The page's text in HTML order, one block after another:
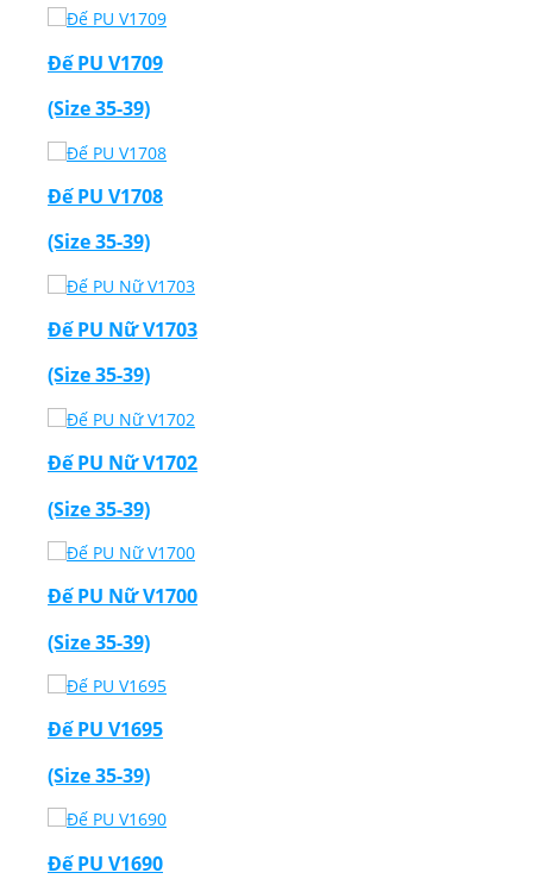
Đế PU V1709
(Size 35-39)
Đế PU V1708
(Size 35-39)
Đế PU Nữ V1703
(Size 35-39)
Đế PU Nữ V1702
(Size 35-39)
Đế PU Nữ V1700
(Size 35-39)
Đế PU V1695
(Size 35-39)
Đế PU V1690